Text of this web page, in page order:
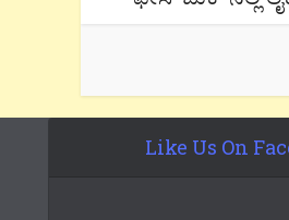
Like Us On